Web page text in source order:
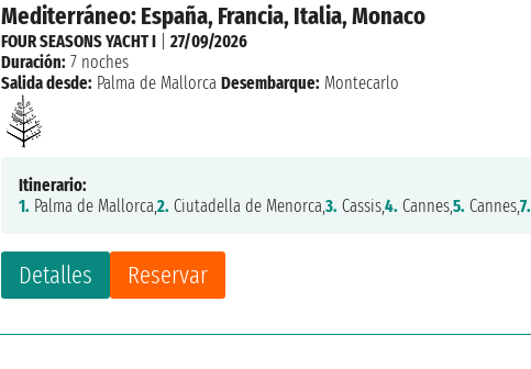
Mediterráneo: España, Francia, Italia, Monaco
Detalles Reservar
FOUR SEASONS YACHT I |27/09/2026
Duración: 7 noches
Salida desde: Palma de Mallorca Desembarque: Montecarlo
Itinerario:
1. Palma de Mallorca,2. Ciutadella de Menorca,3. Cassis,4. Cannes,5. Cannes,7.